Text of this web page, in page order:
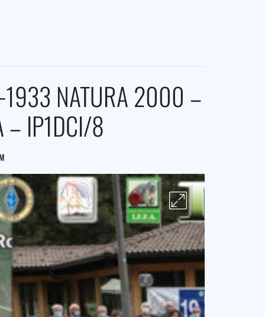
1933 NATURA 2000 –
– IP1DCI/8